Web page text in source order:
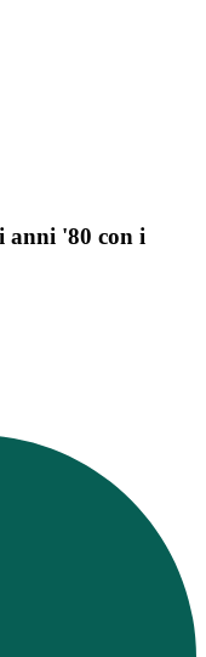
anni '80 con i